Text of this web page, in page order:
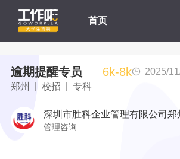
首页
逾期提醒专员 6k-8k
2025/
郑州 | 校招 | 专科
深圳市胜科企业管理有限公司郑
管理咨询